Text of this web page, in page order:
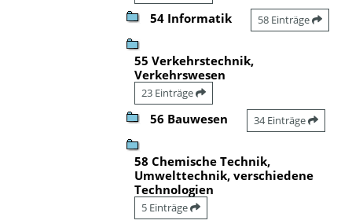
54 Informatik 58 Einträge
55 Verkehrstechnik,
Verkehrswesen
23 Einträge
56 Bauwesen 34 Einträge
58 Chemische Technik,
Umwelttechnik, verschiedene
Technologien
5 Einträge